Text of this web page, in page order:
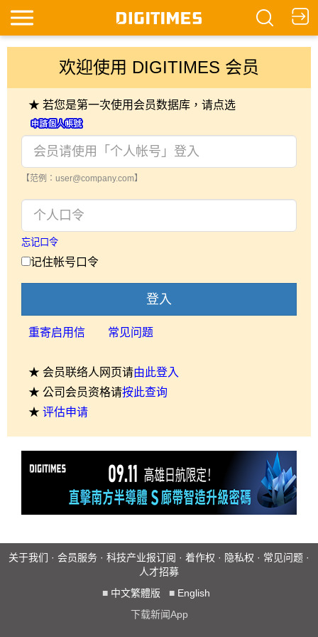
欢迎使用 DIGITIMES 会员
★ 若您是第一次使用会员数据库，请点选
【范例：user@company.com】
忘记口令
记住帐号口令
登入
重寄启用信 常见问题
★ 会员联络人网页请由此登入
★ 公司会员资格请按此查询
★ 评估申请
关于我们 · 会员服务 · 科技产业报订阅 · 着作权 · 隐私权 · 常见问题 ·
人才招募
■ 中文繁體版 ■ English
下载新闻App